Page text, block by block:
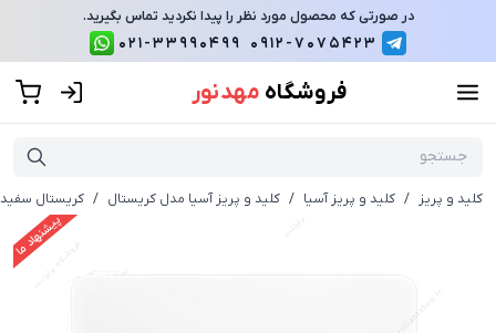
در صورتی که محصول مورد نظر را پیدا نکردید تماس بگیرید.
0912-7075423
021-33990499
فروشگاه مهد نور
کلید و پریز / کلید و پریز آسیا / کلید و پریز آسیا مدل کریستال / کریستال سفید
پیشنهاد ما